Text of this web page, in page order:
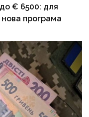
€ 6500: для
нова програма